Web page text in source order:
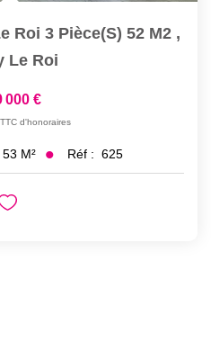
Roi 3 Pièce(s) 52 M2 ,
Le Roi
000 €
d'honoraires
53 M² Réf : 625